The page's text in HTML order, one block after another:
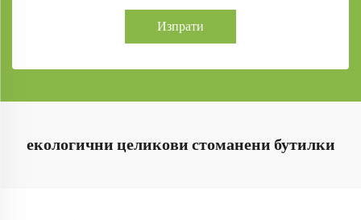
Изпрати
екологични целикови стоманени бутилки